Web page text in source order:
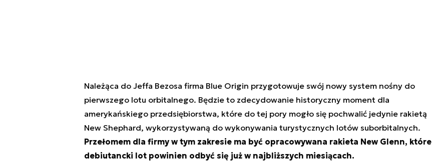
Należąca do Jeffa Bezosa firma Blue Origin przygotowuje swój nowy system nośny do
pierwszego lotu orbitalnego. Będzie to zdecydowanie historyczny moment dla
amerykańskiego przedsiębiorstwa, które do tej pory mogło się pochwalić jedynie rakietą
New Shephard, wykorzystywaną do wykonywania turystycznych lotów suborbitalnych.
Przełomem dla firmy w tym zakresie ma być opracowywana rakieta New Glenn, które
debiutancki lot powinien odbyć się już w najbliższych miesiącach.